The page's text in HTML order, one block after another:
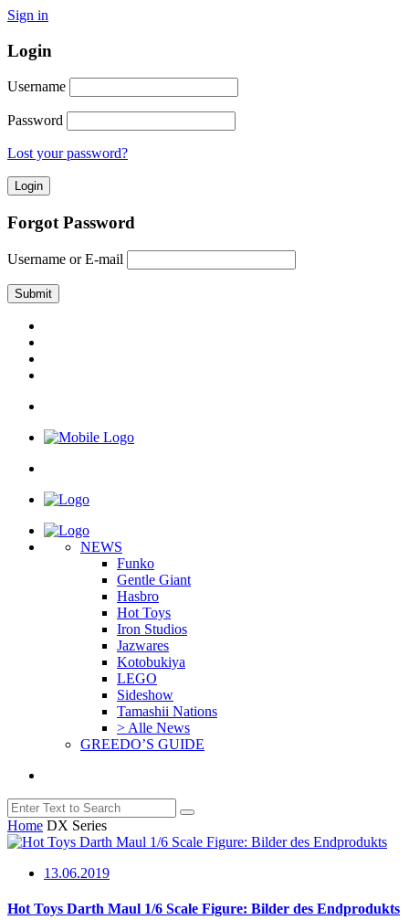
Sign in
Login
Username
Password
Lost your password?
Forgot Password
Username or E-mail
NEWS
Funko
Gentle Giant
Hasbro
Hot Toys
Iron Studios
Jazwares
Kotobukiya
LEGO
Sideshow
Tamashii Nations
> Alle News
GREEDO’S GUIDE
Home DX Series
13.06.2019
Hot Toys Darth Maul 1/6 Scale Figure: Bilder des Endprodukts